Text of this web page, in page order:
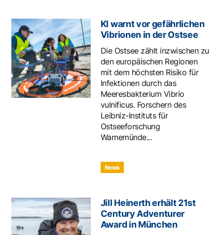
KI warnt vor gefährlichen
Vibrionen in der Ostsee
Die Ostsee zählt inzwischen zu
den europäischen Regionen
mit dem höchsten Risiko für
Infektionen durch das
Meeresbakterium Vibrio
vulnificus. Forschern des
Leibniz-Instituts für
Ostseeforschung
Warnemünde...
News
Jill Heinerth erhält 21st
Century Adventurer
Award in München